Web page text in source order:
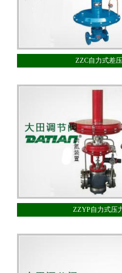
ZZC自力式差
ZZYP自力式压